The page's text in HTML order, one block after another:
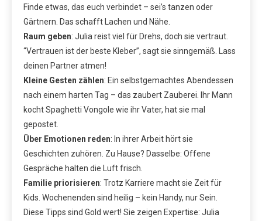
Finde etwas, das euch verbindet – sei’s tanzen oder
Gärtnern. Das schafft Lachen und Nähe.
Raum geben: Julia reist viel für Drehs, doch sie vertraut.
“Vertrauen ist der beste Kleber”, sagt sie sinngemäß. Lass
deinen Partner atmen!
Kleine Gesten zählen: Ein selbstgemachtes Abendessen
nach einem harten Tag – das zaubert Zauberei. Ihr Mann
kocht Spaghetti Vongole wie ihr Vater, hat sie mal
gepostet.
Über Emotionen reden: In ihrer Arbeit hört sie
Geschichten zuhören. Zu Hause? Dasselbe: Offene
Gespräche halten die Luft frisch.
Familie priorisieren: Trotz Karriere macht sie Zeit für
Kids. Wochenenden sind heilig – kein Handy, nur Sein.
Diese Tipps sind Gold wert! Sie zeigen Expertise: Julia